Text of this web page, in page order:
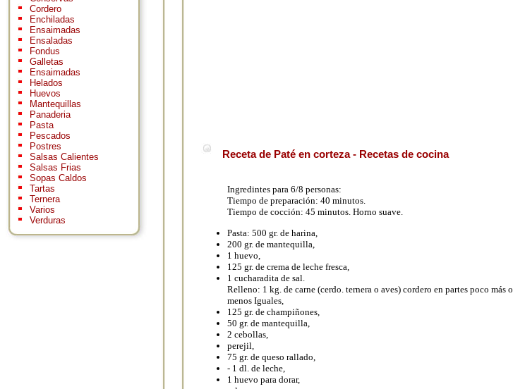
Cordero
Enchiladas
Ensaimadas
Ensaladas
Fondus
Galletas
Ensaimadas
Helados
Huevos
Mantequillas
Panaderia
Pasta
Pescados
Postres
Salsas Calientes
Salsas Frias
Sopas Caldos
Tartas
Ternera
Varios
Verduras
Receta de Paté en corteza - Recetas de cocina
Ingredintes para 6/8 personas:
Tiempo de preparación: 40 minutos.
Tiempo de cocción: 45 minutos. Horno suave.
Pasta: 500 gr. de harina,
200 gr. de mantequilla,
1 huevo,
125 gr. de crema de leche fresca,
1 cucharadita de sal.
Relleno: 1 kg. de carne (cerdo. ternera o aves) cordero en partes poco más o
menos Iguales,
125 gr. de champiñones,
50 gr. de mantequilla,
2 cebollas,
perejil,
75 gr. de queso rallado,
- 1 dl. de leche,
1 huevo para dorar,